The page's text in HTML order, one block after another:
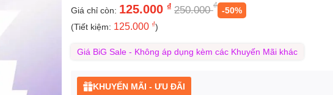
Giá chỉ còn: 125.000 ₫ 250.000₫
-50%
(Tiết kiệm: 125.000 ₫)
Giá BiG Sale - Không áp dụng kèm các Khuyến Mãi khác
KHUYẾN MÃI - ƯU ĐÃI